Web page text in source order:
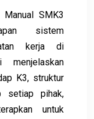
Manual SMK3
sistem
kerja di
menjelaskan
K3, struktur
setiap pihak,
untuk